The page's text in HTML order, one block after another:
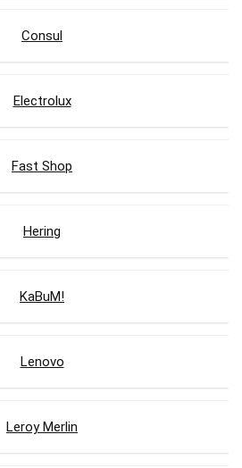
Consul
Electrolux
Fast Shop
Hering
KaBuM!
Lenovo
Leroy Merlin